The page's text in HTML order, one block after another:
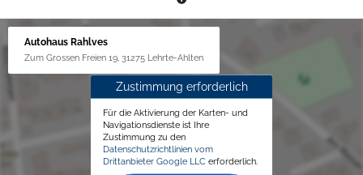
Autohaus Rahlves
Zum Grossen Freien 19, 31275 Lehrte-Ahlten
Zustimmung erforderlich
Für die Aktivierung der Karten- und
Navigationsdienste ist Ihre
Zustimmung zu den
Datenschutzrichtlinien vom
Drittanbieter Google LLC erforderlich.